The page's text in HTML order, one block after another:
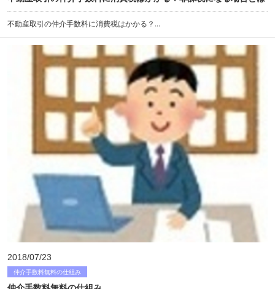
不動産取引の仲介手数料に消費税はかかる？...
2018/07/23
仲介手数料無料の仕組み